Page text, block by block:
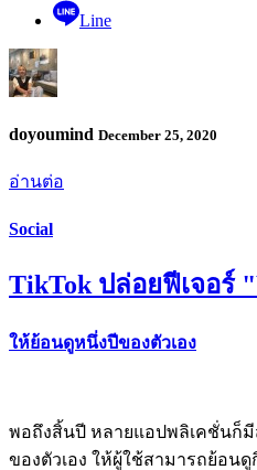
Line
doyoumind December 25, 2020
อ่านต่อ
Social
TikTok ปล่อยฟีเจอร์
ให้ย้อนดูหนึ่งปีของตัวเอง
พอถึงสิ้นปี หลายแอปพลิเคชั่นก็มีส
ของตัวเอง ให้ผู้ใช้สามารถย้อน